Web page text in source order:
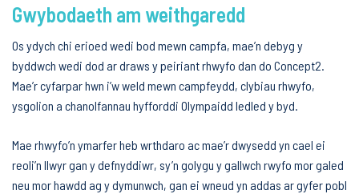
Gwybodaeth am weithgaredd
Os ydych chi erioed wedi bod mewn campfa, mae’n debyg y
byddwch wedi dod ar draws y peiriant rhwyfo dan do Concept2.
Mae’r cyfarpar hwn i’w weld mewn campfeydd, clybiau rhwyfo,
ysgolion a chanolfannau hyfforddi Olympaidd ledled y byd.
Mae rhwyfo’n ymarfer heb wrthdaro ac mae’r dwysedd yn cael ei
reoli’n llwyr gan y defnyddiwr, sy’n golygu y gallwch rwyfo mor galed
neu mor hawdd ag y dymunwch, gan ei wneud yn addas ar gyfer pobl